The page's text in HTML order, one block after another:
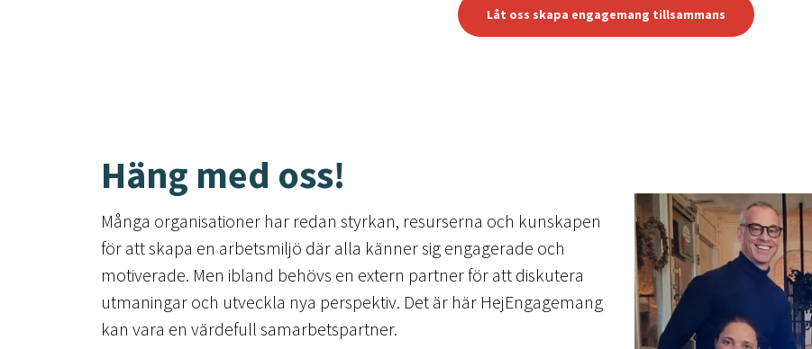
Låt oss skapa engagemang tillsammans
Häng med oss!
Många organisationer har redan styrkan, resurserna och kunskapen
för att skapa en arbetsmiljö där alla känner sig engagerade och
motiverade. Men ibland behövs en extern partner för att diskutera
utmaningar och utveckla nya perspektiv. Det är här HejEngagemang
kan vara en värdefull samarbetspartner.